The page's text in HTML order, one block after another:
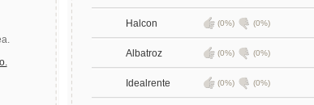
Halcon (0%) (0%)
Albatroz (0%) (0%)
Idealrente (0%) (0%)